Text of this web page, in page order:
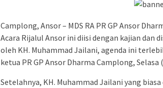
Camplong, Ansor – MDS RA PR GP Ansor
Acara Rijalul Ansor ini diisi dengan kajian dan
oleh KH. Muhammad Jailani, agenda ini
ketua PR GP Ansor Dharma Camplong, Selasa
Setelahnya, KH. Muhammad Jailani yang